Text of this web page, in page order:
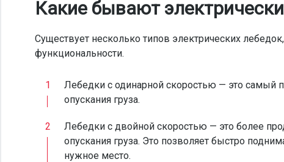
Какие бывают
Существует несколько типов электрических
функциональности.
Лебедки с одинарной скоростью — это самый
опускания груза.
Лебедки с двойной скоростью — это более
опускания груза. Это позволяет быстро
нужное место.